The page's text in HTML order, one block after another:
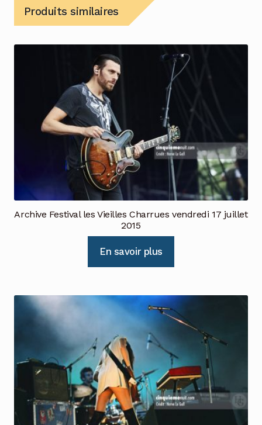
Produits similaires
Archive Festival les Vieilles Charrues vendredi 17 juillet
2015
En savoir plus